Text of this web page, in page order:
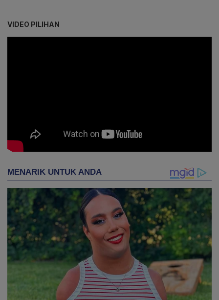
VIDEO PILIHAN